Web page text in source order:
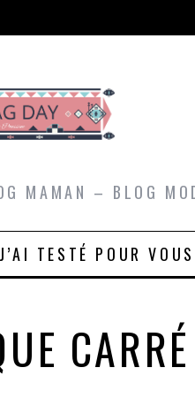
MAMAN – BLOG
J’AI TESTÉ POUR VOUS